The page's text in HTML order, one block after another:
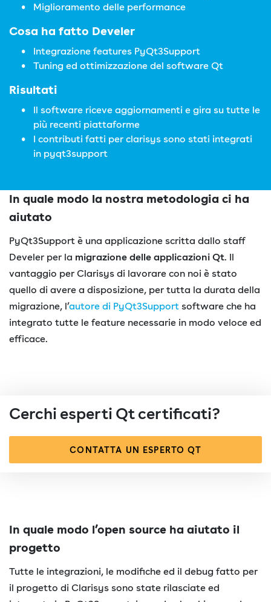
Miglioramento delle performance
Cosa ha fatto Develer
Integrazione features PyQt3Support
Tuning ed ottimizzazione del software Qt
Risultati
Il software riceve aggiornamenti e gira su tutte le
più recenti piattaforme
I contributi fatti per clarisys sono stati integrati
in pyqt3support
In quale modo la nostra metodologia ci ha
aiutato
PyQt3Support è una applicazione scritta dallo staff
Develer per la migrazione delle applicazioni Qt. Il
vantaggio per Clarisys di lavorare con noi è stato
quello di avere a disposizione, per tutta la durata della
migrazione, l’autore di PyQt3Support software che ha
integrato tutte le feature necessarie in modo veloce ed
efficace.
Cerchi esperti Qt certificati?
CONTATTA UN ESPERTO QT
In quale modo l’open source ha aiutato il
progetto
Tutte le integrazioni, le modifiche ed il debug fatto per
il progetto di Clarisys sono state rilasciate ed